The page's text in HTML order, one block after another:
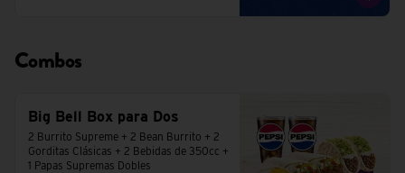
Combos
Big Bell Box para Dos
2 Burrito Supreme + 2 Bean Burrito + 2
Gorditas Clásicas + 2 Bebidas de 350cc +
1 Papas Supremas Dobles